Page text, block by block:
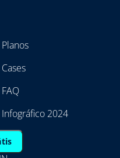
Planos
Cases
FAQ
Infográfico 2024